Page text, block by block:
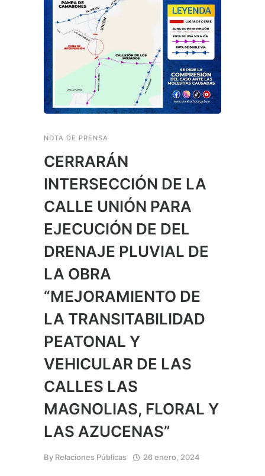
NOTA DE PRENSA
CERRARÁN
INTERSECCIÓN DE LA
CALLE UNIÓN PARA
EJECUCIÓN DE DEL
DRENAJE PLUVIAL DE
LA OBRA
“MEJORAMIENTO DE
LA TRANSITABILIDAD
PEATONAL Y
VEHICULAR DE LAS
CALLES LAS
MAGNOLIAS, FLORAL Y
LAS AZUCENAS”
By Relaciones Públicas 26 enero, 2024